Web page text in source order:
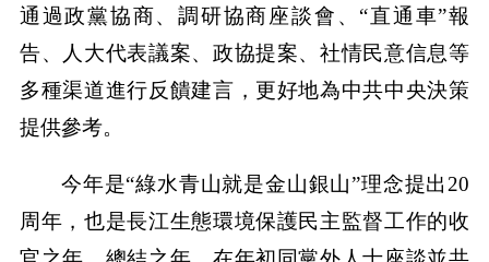
通過政黨協商、調研協商座談會、“直通車”報
告、人大代表議案、政協提案、社情民意信息等
多種渠道進行反饋建言，更好地為中共中央決策
提供參考。
今年是“綠水青山就是金山銀山”理念提出20
周年，也是長江生態環境保護民主監督工作的收